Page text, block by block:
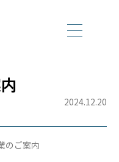
2024.12.20
のご案内